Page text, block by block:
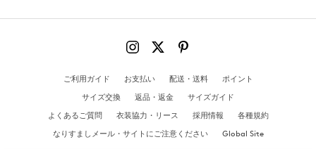
ご利用ガイド お支払い 配送・送料
ポイント
サイズ交換
返品・返金
サイズガイド
よくあるご質問
衣装協力・リース 採用情報
各種規約
なりすましメール・サイトにご注意ください
Global Site